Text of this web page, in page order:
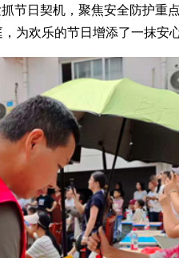
节日契机，聚焦安全防护重
为欢乐的节日增添了一抹安